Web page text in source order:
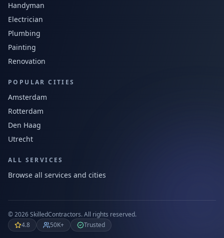
Handyman
Electrician
Plumbing
Painting
Renovation
POPULAR CITIES
Amsterdam
Rotterdam
Den Haag
Utrecht
ALL SERVICES
Browse all services and cities
©2026SkilledContractors.All rights reserved.
4.8
50K+ Trusted